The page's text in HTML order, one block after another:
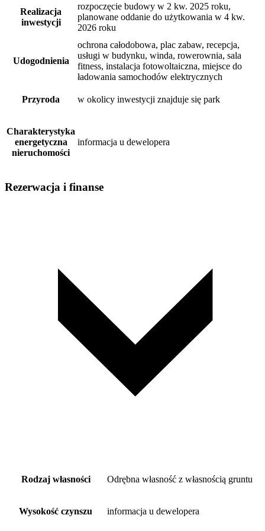
Realizacja
inwestycji
rozpoczęcie budowy w 2 kw. 2025 roku,
planowane oddanie do użytkowania w 4 kw.
2026 roku
Udogodnienia
ochrona całodobowa, plac zabaw, recepcja,
usługi w budynku, winda, rowerownia, sala
fitness, instalacja fotowoltaiczna, miejsce do
ładowania samochodów elektrycznych
Przyroda w okolicy inwestycji znajduje się park
Charakterystyka
energetyczna
nieruchomości
informacja u dewelopera
Rezerwacja i finanse
Rodzaj własności Odrębna własność z własnością gruntu
Wysokość czynszu informacja u dewelopera